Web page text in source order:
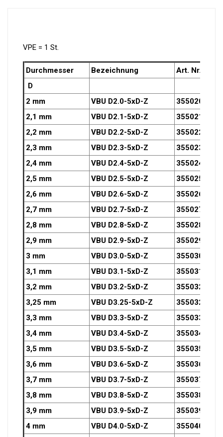
VPE = 1 St.
Durchmesser Bezeichnung
Art. Nr.
D
2 mm
VBU D2.0-5xD-Z
3550200OZ
2,1 mm
VBU D2.1-5xD-Z
3550210OZ
2,2 mm
VBU D2.2-5xD-Z
3550220OZ
2,3 mm
VBU D2.3-5xD-Z
3550230OZ
2,4 mm
VBU D2.4-5xD-Z
3550240OZ
2,5 mm
VBU D2.5-5xD-Z
3550250OZ
2,6 mm
VBU D2.6-5xD-Z
3550260OZ
2,7 mm
VBU D2.7-5xD-Z
3550270OZ
2,8 mm
VBU D2.8-5xD-Z
3550280OZ
2,9 mm
VBU D2.9-5xD-Z
3550290OZ
3 mm
VBU D3.0-5xD-Z
3550300OZ
3,1 mm
VBU D3.1-5xD-Z
3550310OZ
3,2 mm
VBU D3.2-5xD-Z
3550320OZ
3,25 mm
VBU D3.25-5xD-Z
3550325OZ
3,3 mm
VBU D3.3-5xD-Z
3550330OZ
3,4 mm
VBU D3.4-5xD-Z
3550340OZ
3,5 mm
VBU D3.5-5xD-Z
3550350OZ
3,6 mm
VBU D3.6-5xD-Z
3550360OZ
3,7 mm
VBU D3.7-5xD-Z
3550370OZ
3,8 mm
VBU D3.8-5xD-Z
3550380OZ
3,9 mm
VBU D3.9-5xD-Z
3550390OZ
4 mm
VBU D4.0-5xD-Z
3550400OZ